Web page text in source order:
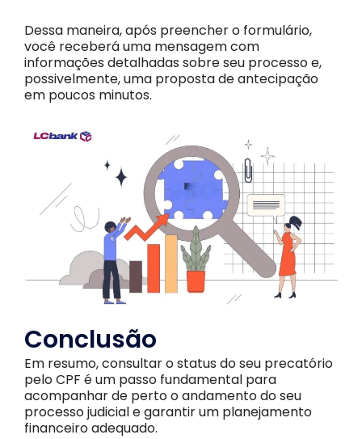
Dessa maneira, após preencher o formulário,
você receberá uma mensagem com
informações detalhadas sobre seu processo e,
possivelmente, uma proposta de antecipação
em poucos minutos.
Conclusão
Em resumo, consultar o status do seu precatório
pelo CPF é um passo fundamental para
acompanhar de perto o andamento do seu
processo judicial e garantir um planejamento
financeiro adequado.